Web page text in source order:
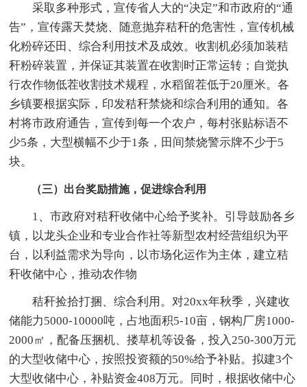
采取多种形式，宣传省人大的“决定”和市政府的“通
告”，宣传露天焚烧、随意抛弃秸秆的危害性，宣传机械
化粉碎还田、综合利用技术及成效。收割机必须加装秸
秆粉碎装置，并保证其装置在收割时正常运转；自觉执
行农作物低茬收割技术规程，水稻留茬低于20厘米。各
乡镇要根据实际，印发秸秆禁烧和综合利用的通知。各
村将市政府通告，宣传到每一个农户，每村张贴标语不
少5条，大型横幅不少于1条，田间禁烧警示牌不少于5
块。
（三）出台奖励措施，促进综合利用
1、市政府对秸秆收储中心给予奖补。引导鼓励各乡
镇，以龙头企业和专业合作社等新型农村经营组织为平
台，以利益需求为导向，以市场化运作为主体，建立秸
秆收储中心，推动农作物
秸秆捡拾打捆、综合利用。对20xx年秋季，兴建收
储能力5000-10000吨，占地面积5-10亩，钢构厂房1000-
2000㎡，配备压捆机、搂草机等设备，投入250-300万元
的大型收储中心，按照投资额的50%给予补贴。拟建3个
大型收储中心，补贴资金408万元。同时，根据收储中心